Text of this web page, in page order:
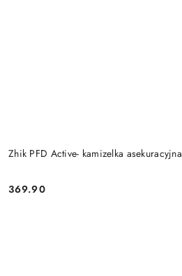
Zhik PFD Active- kamizelka asekuracyjna
Cena:
369.90